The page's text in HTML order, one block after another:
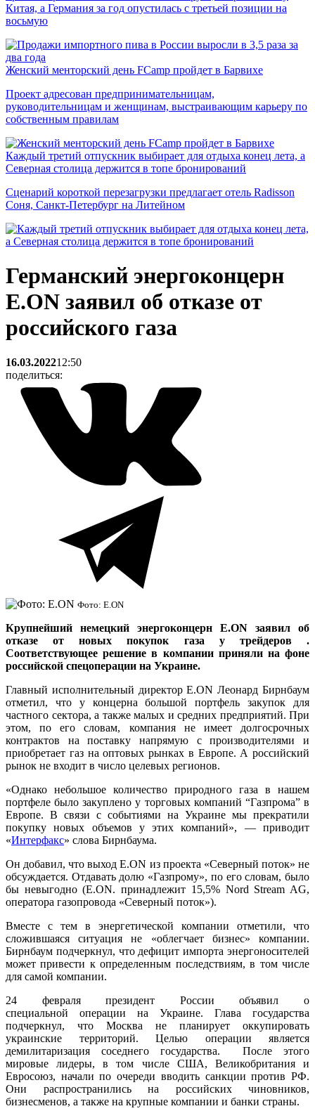
Китая, а Германия за год опустилась с третьей позиции на
восьмую
Женский менторский день FCamp пройдет в Барвихе
Проект адресован предпринимательницам,
руководительницам и женщинам, выстраивающим карьеру по
собственным правилам
Каждый третий отпускник выбирает для отдыха конец лета, а
Северная столица держится в топе бронирований
Сценарий короткой перезагрузки предлагает отель Radisson
Соня, Санкт-Петербург на Литейном
Германский энергоконцерн
E.ON заявил об отказе от
российского газа
16.03.202212:50
поделиться:
Фото: E.ON
Крупнейший немецкий энергоконцерн E.ON заявил об
отказе от новых покупок газа у трейдеров .
Соответствующее решение в компании приняли на фоне
российской спецоперации на Украине.
Главный исполнительный директор E.ON Леонард Бирнбаум
отметил, что у концерна большой портфель закупок для
частного сектора, а также малых и средних предприятий. При
этом, по его словам, компания не имеет долгосрочных
контрактов на поставку напрямую с производителями и
приобретает газ на оптовых рынках в Европе. А российский
рынок не входит в число целевых регионов.
«Однако небольшое количество природного газа в нашем
портфеле было закуплено у торговых компаний “Газпрома” в
Европе. В связи с событиями на Украине мы прекратили
покупку новых объемов у этих компаний», — приводит
«Интерфакс» слова Бирнбаума.
Он добавил, что выход E.ON из проекта «Северный поток» не
обсуждается. Отдавать долю «Газпрому», по его словам, было
бы невыгодно (E.ON. принадлежит 15,5% Nord Stream AG,
оператора газопровода «Северный поток»).
Вместе с тем в энергетической компании отметили, что
сложившаяся ситуация не «облегчает бизнес» компании.
Бирнбаум подчеркнул, что дефицит импорта энергоносителей
может привести к определенным последствиям, в том числе
для самой компании.
24 февраля президент России объявил о
специальной операции на Украине. Глава государства
подчеркнул, что Москва не планирует оккупировать
украинские территорий. Целью операции является
демилитаризация соседнего государства. После этого
мировые лидеры, в том числе США, Великобритания и
Евросоюз, начали по очереди вводить санкции против РФ.
Они распространились на российских чиновников,
бизнесменов, а также на крупные компании и банки страны.